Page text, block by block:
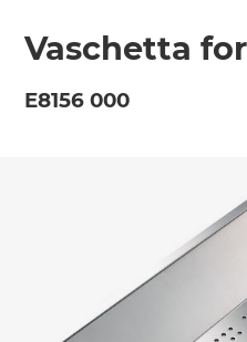
Vaschetta
E8156 000
Azienda/Privato *